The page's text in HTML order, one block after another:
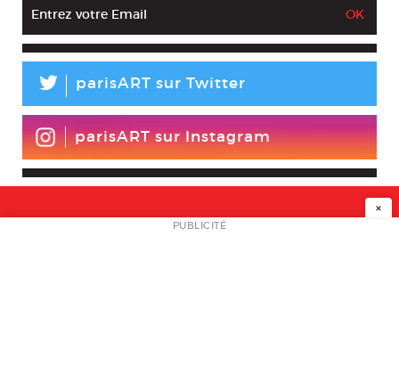
L parisART sur Twitter
parisART sur Instagram
NEWSLETTER
×
PUBLICITÉ